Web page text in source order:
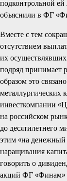
подконтрольной
объяснили в ФГ
Вместе с тем
отсутствием
их
подряд принимает
образом это
металлургических
инвесткомпании
на российском
до десятилетнего
этим «на денежный
наращивания
говорить о
акций ФГ «Финам»